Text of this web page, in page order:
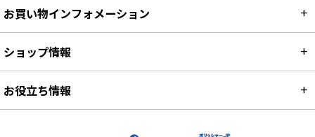
お買い物インフォメーション
ショップ情報
お役立ち情報